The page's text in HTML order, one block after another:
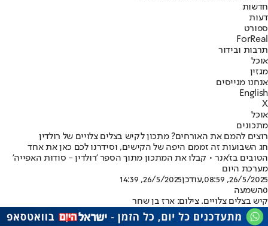
חדשות
דעות
ספורט
ForReal
תרבות ובידור
אוכל
מגזין
אנחנו מגייסים
English
X
אוכל
מתכונים
רוצים להמם את האורחים? מתכון לקיש בצלים צלויים של רולדין
חג השבועות זה זממם היפה של הקישים, וסידרנו לכם כאן את אחד
הטובים בז'אנר • קבלו את המתכון מתוך הספר 'רולדין - סודות האפייה'
מערכת היום
26/5/2025, 08:59
,עודכן26/5/2025, 14:39
0השמעה
קיש בצלים צלויים. צילום: ארז בן שחר